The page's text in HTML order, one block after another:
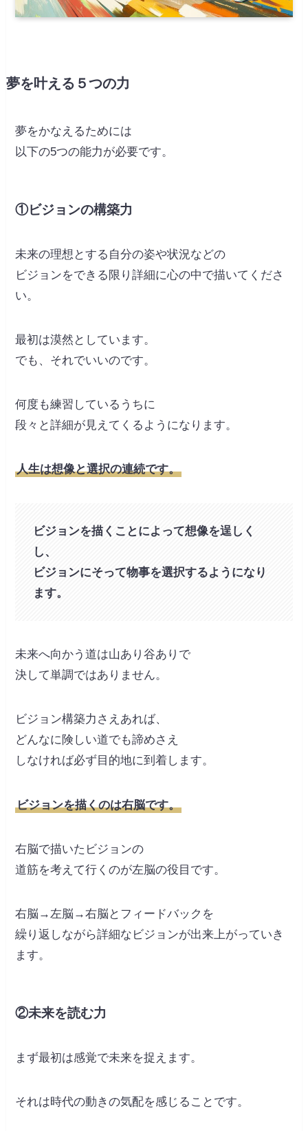
夢を叶える５つの力
夢をかなえるためには
以下の5つの能力が必要です。
①ビジョンの構築力
未来の理想とする自分の姿や状況などの
ビジョンをできる限り詳細に心の中で描いてくださ
い。
最初は漠然としています。
でも、それでいいのです。
何度も練習しているうちに
段々と詳細が見えてくるようになります。
人生は想像と選択の連続です。
ビジョンを描くことによって想像を逞しく
し、
ビジョンにそって物事を選択するようになり
ます。
未来へ向かう道は山あり谷ありで
決して単調ではありません。
ビジョン構築力さえあれば、
どんなに険しい道でも諦めさえ
しなければ必ず目的地に到着します。
ビジョンを描くのは右脳です。
右脳で描いたビジョンの
道筋を考えて行くのが左脳の役目です。
右脳→左脳→右脳とフィードバックを
繰り返しながら詳細なビジョンが出来上がっていき
ます。
②未来を読む力
まず最初は感覚で未来を捉えます。
それは時代の動きの気配を感じることです。